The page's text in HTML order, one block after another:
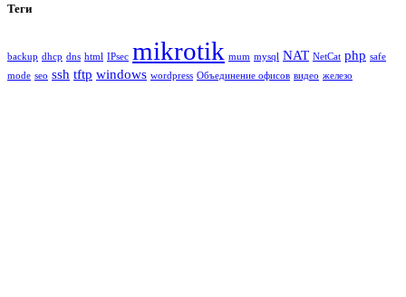
Теги
backup dhcp dns html IPsec mikrotik mum mysql NAT NetCat php safe
mode seo ssh tftp windows wordpress Объединение офисов видео железо